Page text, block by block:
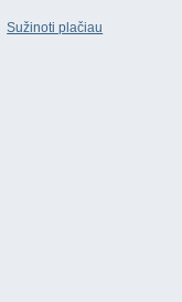
Sužinoti plačiau